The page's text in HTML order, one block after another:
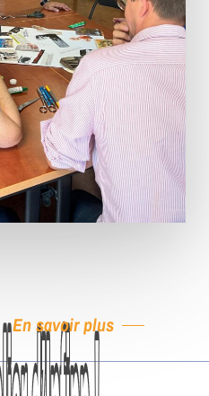
En savoir plus